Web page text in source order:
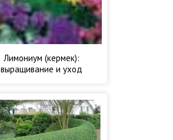
Лимониум (кермек):
выращивание и уход